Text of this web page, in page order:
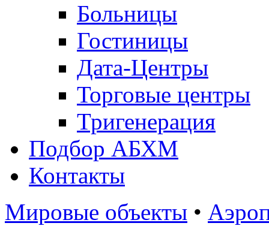
Больницы
Гостиницы
Дата-Центры
Торговые центры
Тригенерация
Подбор АБХМ
Контакты
Мировые объекты •